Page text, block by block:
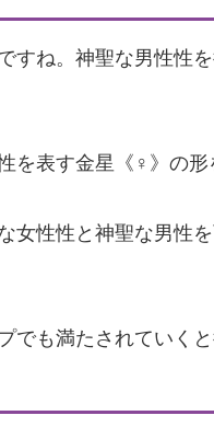
すね。神聖な男性性
を表す金星《♀》の形
女性性と神聖な男性
でも満たされていく